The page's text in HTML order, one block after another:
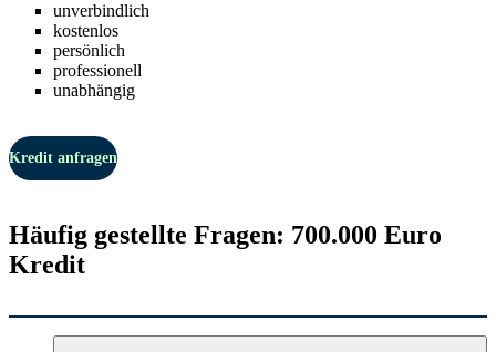
unverbindlich
kostenlos
persönlich
professionell
unabhängig
Kredit anfragen
Häufig gestellte Fragen: 700.000 Euro
Kredit